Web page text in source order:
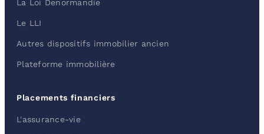
La Loi Denormandie
Le LLI
Autres dispositifs immobilier ancien
Plateforme immobilière
Placements financiers
L'assurance-vie